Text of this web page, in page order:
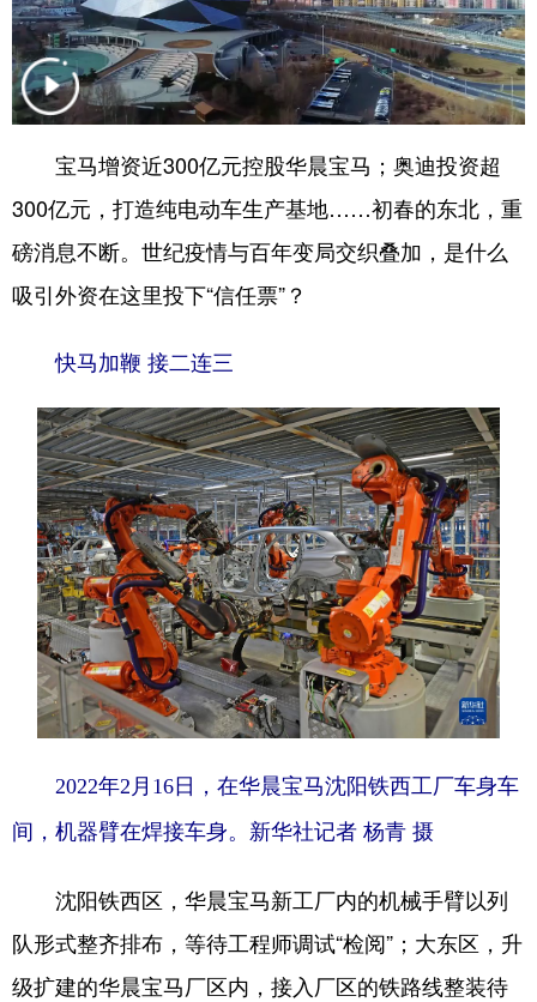
Deutsch Português
宝马增资近300亿元控股华晨宝马；奥迪投资超
300亿元，打造纯电动车生产基地……初春的东北，重
磅消息不断。世纪疫情与百年变局交织叠加，是什么
吸引外资在这里投下“信任票”？
快马加鞭 接二连三
2022年2月16日，在华晨宝马沈阳铁西工厂车身车
间，机器臂在焊接车身。新华社记者 杨青 摄
沈阳铁西区，华晨宝马新工厂内的机械手臂以列
队形式整齐排布，等待工程师调试“检阅”；大东区，升
级扩建的华晨宝马厂区内，接入厂区的铁路线整装待